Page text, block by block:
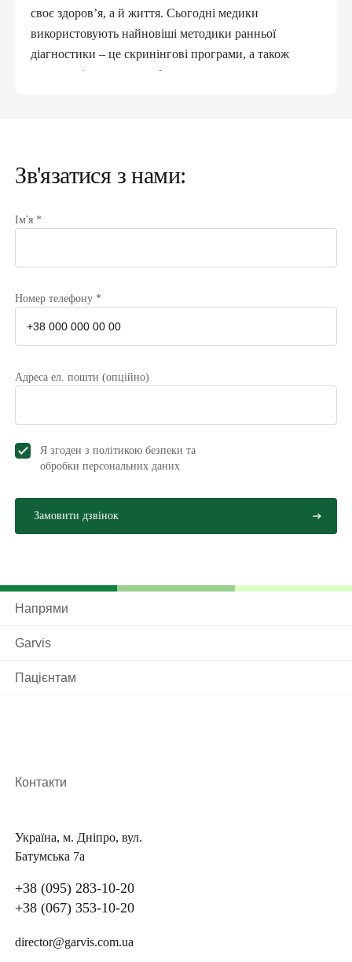
своє здоров’я, а й життя. Сьогодні медики
використовують найновіші методики ранньої
діагностики – це скринінгові програми, а також
сучасне діагностичне обладнання.
Небезпека раку грудей у ​​тому, що у ранніх стадіях він
залози, навіть якщо за клінічними даними немає
ознак злоякісності. Терміново звернеться до лікаря
почервоніння, виділення із сосків, болю, а також
наявності ознак серйозної проблеми відправить
пацієнтку на детальніше обстеження (біопсія та КТ).
грудей
РМЗ – це комплексне лікування. Найчастіше лікарі
застосовують комплекс заходів, який включатиме:
Хірургічний метод – видалення тканини
Розрізняють 2 види операцій:
пухлиною – онкопластика, органозберігаюча
операція, квадрантектомія, лампектомія
Повне видалення молочної залози з пухлиною
Зв'язатися з нами:
Ім'я *
Номер телефону *
Адреса ел. пошти (опційно)
Я згоден з політикою безпеки та
обробки персональних даниx
Напрями
Garvis
Пацієнтам
Контакти
Україна, м. Дніпро, вул.
Батумська 7а
+38 (095) 283-10-20
+38 (067) 353-10-20
director@garvis.com.ua